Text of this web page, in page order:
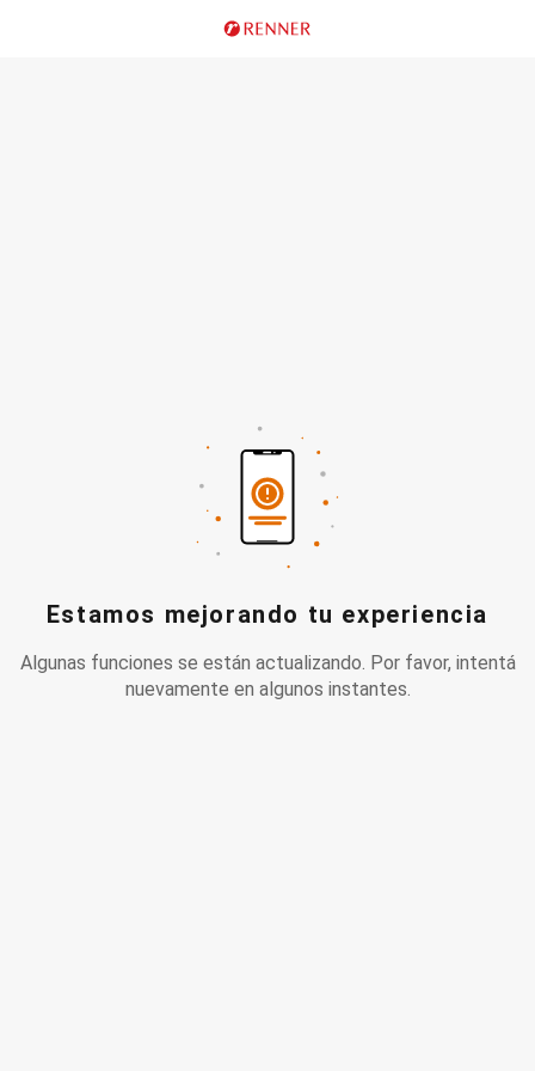
Estamos mejorando tu experiencia
Algunas funciones se están actualizando. Por favor, intentá
nuevamente en algunos instantes.